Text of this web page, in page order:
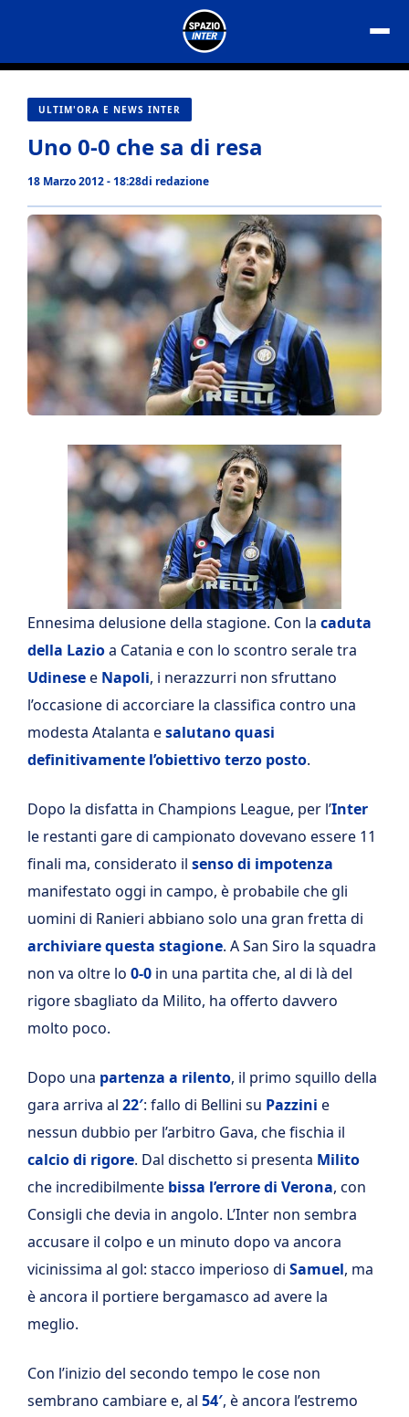
contenuto
ULTIM'ORA E NEWS INTER
Uno 0-0 che sa di resa
18 Marzo 2012 - 18:28di redazione
Ennesima delusione della stagione. Con la caduta
della Lazioa Catania e con lo scontro serale tra
Udinesee Napoli, i nerazzurri non sfruttano
l’occasione di accorciare la classifica contro una
modesta Atalanta esalutano quasi
definitivamente l’obiettivo terzo posto.
Dopo la disfatta in Champions League, per l’Inter
le restanti gare di campionato dovevano essere 11
finali ma, considerato il senso di impotenza
manifestato oggi in campo, è probabile che gli
uomini di Ranieri abbiano solo una gran fretta di
archiviare questa stagione. A San Siro la squadra
non va oltre lo 0-0 in una partita che, al di là del
rigore sbagliato da Milito, ha offerto davvero
molto poco.
Dopo una partenza a rilento, il primo squillo della
gara arriva al 22′: fallo di Bellini su Pazzini e
nessun dubbio per l’arbitro Gava, che fischia il
calcio di rigore. Dal dischetto si presenta Milito
che incredibilmente bissa l’errore di Verona, con
Consigli che devia in angolo. L’Inter non sembra
accusare il colpo e un minuto dopo va ancora
vicinissima al gol: stacco imperioso di Samuel, ma
è ancora il portiere bergamasco ad avere la
meglio.
Con l’inizio del secondo tempo le cose non
sembrano cambiare e, al 54′, è ancora l’estremo